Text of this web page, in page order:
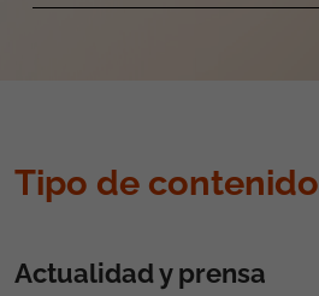
Tipo de contenido
Actualidad y prensa